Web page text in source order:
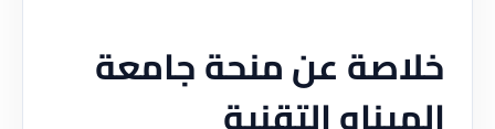
خلاصة عن منحة جامعة